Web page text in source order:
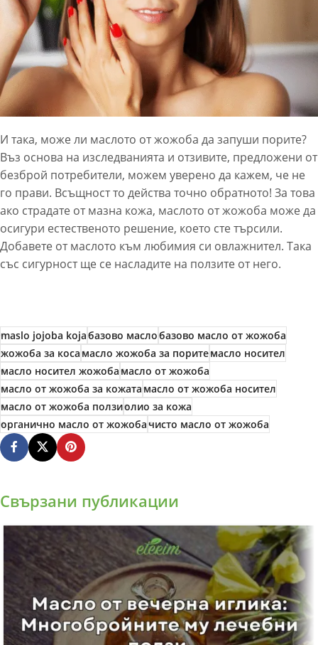
И така, може ли маслото от жожоба да запуши порите?
Въз основа на изследванията и отзивите, предложени от
безброй потребители, можем уверено да кажем, че не
го прави. Всъщност то действа точно обратното! За това
ако страдате от мазна кожа, маслото от жожоба може да
осигури естественото решение, което сте търсили.
Добавете от маслото към любимия си овлажнител. Така
със сигурност ще се насладите на ползите от него.
maslo jojoba kojaбазово маслобазово масло от жожоба
жожоба за косамасло жожоба за поритемасло носител
масло носител жожобамасло от жожоба
масло от жожоба за кожатамасло от жожоба носител
масло от жожоба ползиолио за кожа
органично масло от жожобачисто масло от жожоба
Свързани публикации